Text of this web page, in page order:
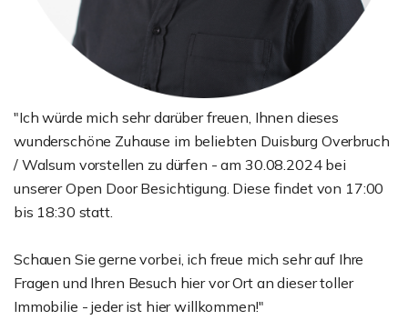
"Ich würde mich sehr darüber freuen, Ihnen dieses
wunderschöne Zuhause im beliebten Duisburg Overbruch
/ Walsum vorstellen zu dürfen - am 30.08.2024 bei
unserer Open Door Besichtigung. Diese findet von 17:00
bis 18:30 statt.
Schauen Sie gerne vorbei, ich freue mich sehr auf Ihre
Fragen und Ihren Besuch hier vor Ort an dieser toller
Immobilie - jeder ist hier willkommen!"